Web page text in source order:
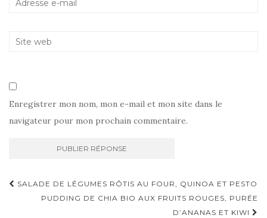
Enregistrer mon nom, mon e-mail et mon site dans le
navigateur pour mon prochain commentaire.
Navigation
d'article
SALADE DE LÉGUMES RÔTIS AU FOUR, QUINOA ET PESTO
PUDDING DE CHIA BIO AUX FRUITS ROUGES, PURÉE
D’ANANAS ET KIWI